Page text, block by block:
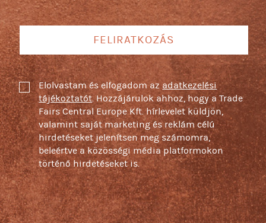
FELIRATKOZÁS
Elolvastam és elfogadom azadatkezelési
tájékoztatót. Hozzájárulok ahhoz, hogy a Trade
Fairs Central Europe Kft. hírlevelet küldjön,
valamint saját marketing és reklám célú
hirdetéseket jelenítsen meg számomra,
beleértve a közösségi média platformokon
történő hirdetéseket is.